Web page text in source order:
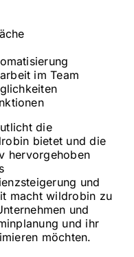
im Team
die
bietet und die
hervorgehoben
und
macht wildrobin zu
und
und ihr
möchten.